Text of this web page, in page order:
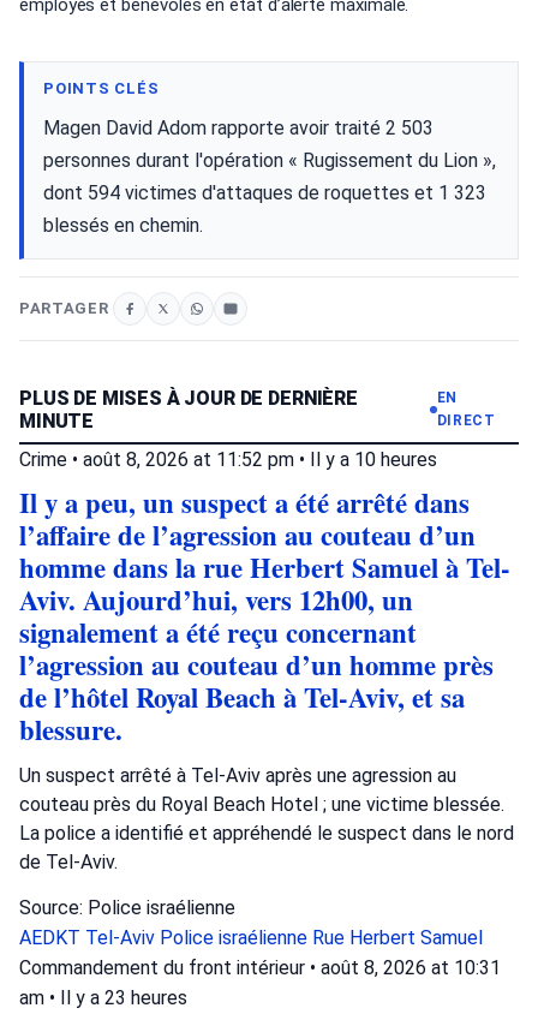
POINTS CLÉS
Magen David Adom rapporte avoir traité 2 503
personnes durant l'opération « Rugissement du Lion »,
dont 594 victimes d'attaques de roquettes et 1 323
blessés en chemin.
PARTAGER
PLUS DE MISES À JOUR DE DERNIÈRE
MINUTE
EN
DIRECT
Crime • août 8, 2026 at 11:52 pm • Il y a 10 heures
Il y a peu, un suspect a été arrêté dans
l’affaire de l’agression au couteau d’un
homme dans la rue Herbert Samuel à Tel-
Aviv. Aujourd’hui, vers 12h00, un
signalement a été reçu concernant
l’agression au couteau d’un homme près
de l’hôtel Royal Beach à Tel-Aviv, et sa
blessure.
Un suspect arrêté à Tel-Aviv après une agression au
couteau près du Royal Beach Hotel ; une victime blessée.
La police a identifié et appréhendé le suspect dans le nord
de Tel-Aviv.
Source: Police israélienne
AEDKT Tel-Aviv Police israélienne Rue Herbert Samuel
Commandement du front intérieur • août 8, 2026 at 10:31
am • Il y a 23 heures